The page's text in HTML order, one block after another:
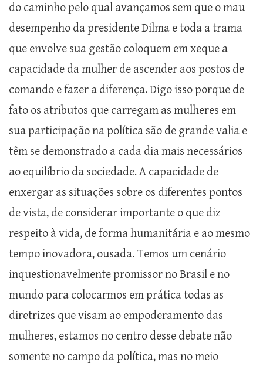
do caminho pelo qual avançamos sem que o mau
desempenho da presidente Dilma e toda a trama
que envolve sua gestão coloquem em xeque a
capacidade da mulher de ascender aos postos de
comando e fazer a diferença. Digo isso porque de
fato os atributos que carregam as mulheres em
sua participação na política são de grande valia e
têm se demonstrado a cada dia mais necessários
ao equilíbrio da sociedade. A capacidade de
enxergar as situações sobre os diferentes pontos
de vista, de considerar importante o que diz
respeito à vida, de forma humanitária e ao mesmo
tempo inovadora, ousada. Temos um cenário
inquestionavelmente promissor no Brasil e no
mundo para colocarmos em prática todas as
diretrizes que visam ao empoderamento das
mulheres, estamos no centro desse debate não
somente no campo da política, mas no meio